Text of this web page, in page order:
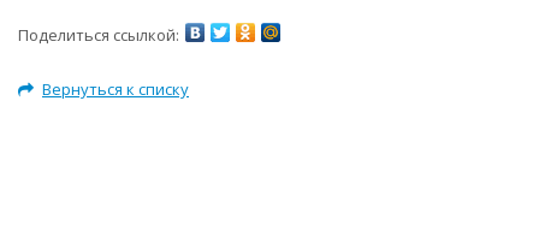
Поделиться ссылкой:
Вернуться к списку